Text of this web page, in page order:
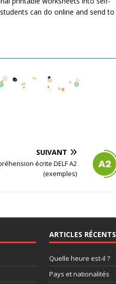
can do online and send to
SUIVANT
écrite DELF A2
(exemples)
ARTICLES RÉCENTS
Quelle heure est-il ?
Pays et nationalités